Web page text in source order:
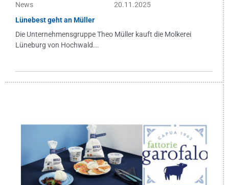
News
20.11.2025
Lünebest geht an Müller
Die Unternehmensgruppe Theo Müller kauft die Molkerei
Lüneburg von Hochwald...